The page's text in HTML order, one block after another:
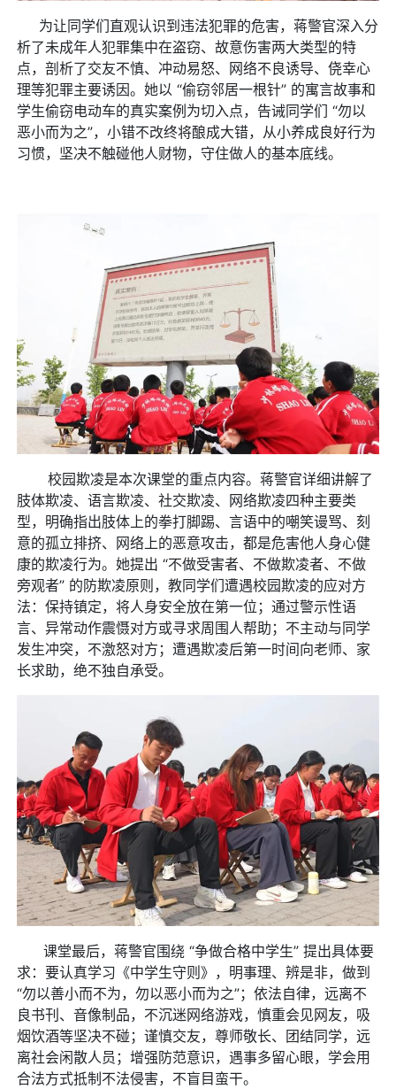
为让同学们直观认识到违法犯罪的危害，蒋警官深入分
析了未成年人犯罪集中在盗窃、故意伤害两大类型的特
点，剖析了交友不慎、冲动易怒、网络不良诱导、侥幸心
理等犯罪主要诱因。她以 “偷窃邻居一根针” 的寓言故事和
学生偷窃电动车的真实案例为切入点，告诫同学们 “勿以
恶小而为之”，小错不改终将酿成大错，从小养成良好行为
习惯，坚决不触碰他人财物，守住做人的基本底线。
校园欺凌是本次课堂的重点内容。蒋警官详细讲解了
肢体欺凌、语言欺凌、社交欺凌、网络欺凌四种主要类
型，明确指出肢体上的拳打脚踢、言语中的嘲笑谩骂、刻
意的孤立排挤、网络上的恶意攻击，都是危害他人身心健
康的欺凌行为。她提出 “不做受害者、不做欺凌者、不做
旁观者” 的防欺凌原则，教同学们遭遇校园欺凌的应对方
法：保持镇定，将人身安全放在第一位；通过警示性语
言、异常动作震慑对方或寻求周围人帮助；不主动与同学
发生冲突，不激怒对方；遭遇欺凌后第一时间向老师、家
长求助，绝不独自承受。
课堂最后，蒋警官围绕 “争做合格中学生” 提出具体要
求：要认真学习《中学生守则》，明事理、辨是非，做到
“勿以善小而不为，勿以恶小而为之”；依法自律，远离不
良书刊、音像制品，不沉迷网络游戏，慎重会见网友，吸
烟饮酒等坚决不碰；谨慎交友，尊师敬长、团结同学，远
离社会闲散人员；增强防范意识，遇事多留心眼，学会用
合法方式抵制不法侵害，不盲目蛮干。